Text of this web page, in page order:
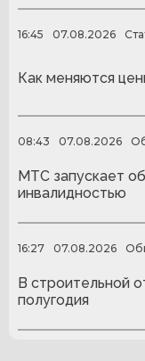
16:45 07.08.2026
Как меняются
08:43 07.08.2026
МТС запускает
инвалидностью
16:27 07.08.2026
В строительной
полугодия